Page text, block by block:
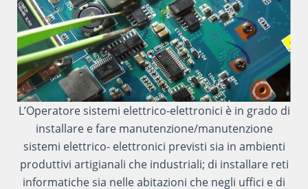
L’Operatore sistemi elettrico-elettronici è in grado di
installare e fare manutenzione/manutenzione
sistemi elettrico- elettronici previsti sia in ambienti
produttivi artigianali che industriali; di installare reti
informatiche sia nelle abitazioni che negli uffici e di